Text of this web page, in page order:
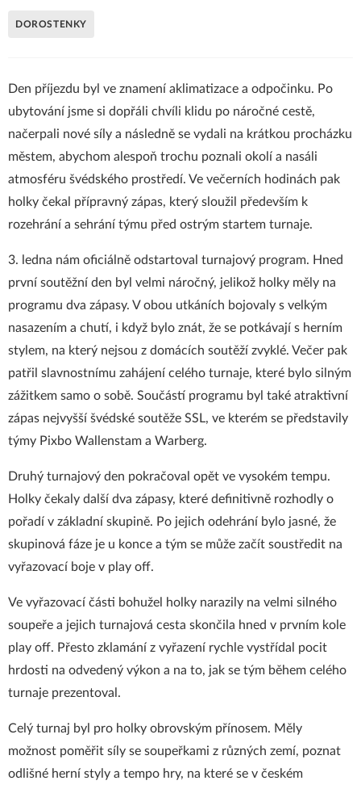
DOROSTENKY
Den příjezdu byl ve znamení aklimatizace a odpočinku. Po
ubytování jsme si dopřáli chvíli klidu po náročné cestě,
načerpali nové síly a následně se vydali na krátkou procházku
městem, abychom alespoň trochu poznali okolí a nasáli
atmosféru švédského prostředí. Ve večerních hodinách pak
holky čekal přípravný zápas, který sloužil především k
rozehrání a sehrání týmu před ostrým startem turnaje.
3. ledna nám oficiálně odstartoval turnajový program. Hned
první soutěžní den byl velmi náročný, jelikož holky měly na
programu dva zápasy. V obou utkáních bojovaly s velkým
nasazením a chutí, i když bylo znát, že se potkávají s herním
stylem, na který nejsou z domácích soutěží zvyklé. Večer pak
patřil slavnostnímu zahájení celého turnaje, které bylo silným
zážitkem samo o sobě. Součástí programu byl také atraktivní
zápas nejvyšší švédské soutěže SSL, ve kterém se představily
týmy Pixbo Wallenstam a Warberg.
Druhý turnajový den pokračoval opět ve vysokém tempu.
Holky čekaly další dva zápasy, které definitivně rozhodly o
pořadí v základní skupině. Po jejich odehrání bylo jasné, že
skupinová fáze je u konce a tým se může začít soustředit na
vyřazovací boje v play off.
Ve vyřazovací části bohužel holky narazily na velmi silného
soupeře a jejich turnajová cesta skončila hned v prvním kole
play off. Přesto zklamání z vyřazení rychle vystřídal pocit
hrdosti na odvedený výkon a na to, jak se tým během celého
turnaje prezentoval.
Celý turnaj byl pro holky obrovským přínosem. Měly
možnost poměřit síly se soupeřkami z různých zemí, poznat
odlišné herní styly a tempo hry, na které se v českém